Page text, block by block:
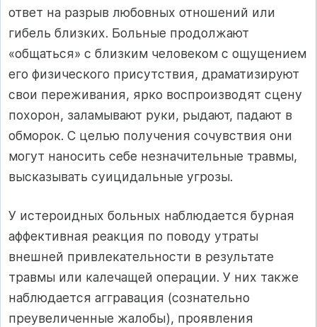
ответ на разрыв любовных отношений или
гибель близких. Больные продолжают
«общаться» с близким человеком с ощущением
его физического присутствия, драматизируют
свои переживания, ярко воспроизводят сцену
похорон, заламывают руки, рыдают, падают в
обморок. С целью получения сочувствия они
могут наносить себе незначительные травмы,
высказывать суицидальные угрозы.
У истероидных больных наблюдается бурная
аффективная реакция по поводу утраты
внешней привлекательности в результате
травмы или калечащей операции. У них также
наблюдается аггравация (сознательно
преувеличенные жалобы), проявления